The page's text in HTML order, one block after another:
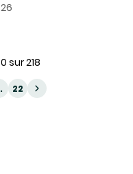
sur 218
22